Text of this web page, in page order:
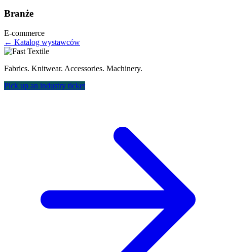
Branże
E-commerce
← Katalog wystawców
Fabrics. Knitwear. Accessories. Machinery.
Pick up an industry ticket